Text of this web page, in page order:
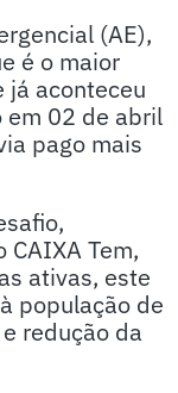
(AE),
é o maior
já aconteceu
em 02 de abril
pago mais
Tem,
ativas, este
população de
redução da